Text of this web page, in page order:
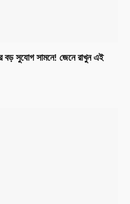
বড় সুযোগ সামনে! জেনে রাখুন এই